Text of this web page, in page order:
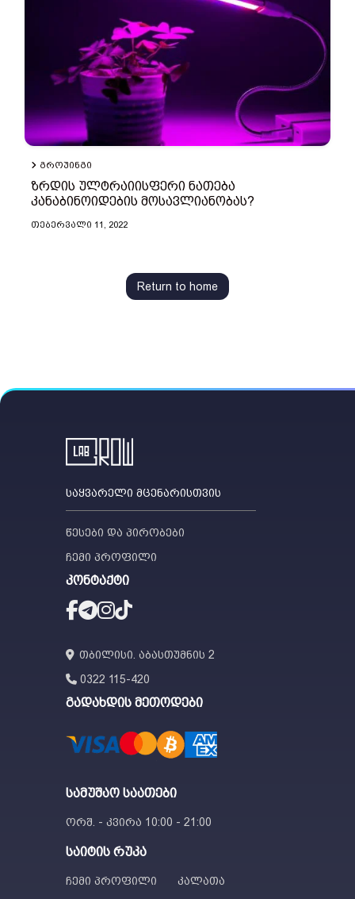
ᲒᲠᲝᲣᲘᲜᲒᲘ
ზრდის ულტრაიისფერი ნათება
კანაბინოიდების მოსავლიანობას?
ᲗᲔᲑᲔᲠᲕᲐᲚᲘ 11, 2022
Return to home
საყვარელი მცენარისთვის
წესები და პირობები
ჩემი პროფილი
კონტაქტი
თბილისი. აბასთუმნის 2
0322 115-420
გადახდის მეთოდები
სამუშაო საათები
ორშ. - კვირა 10:00 - 21:00
საიტის რუკა
ჩემი პროფილი კალათა